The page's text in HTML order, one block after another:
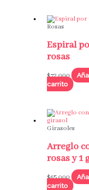
Rosas
Espiral
rosas
$72,000
carrito
Girasoles
Arreglo
rosas y 1
$65,000
carrito